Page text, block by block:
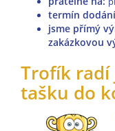
termín
jsme přímý
zakázkovou
Trofík radí
tašku do